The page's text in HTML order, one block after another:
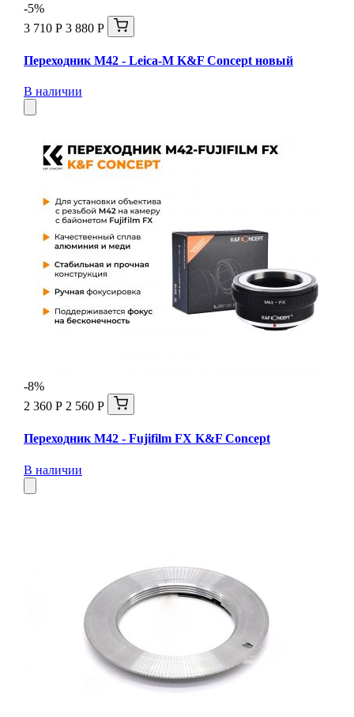
-5%
3 710 Р 3 880 Р
Переходник M42 - Leica-M K&F Concept новый
В наличии
-8%
2 360 Р 2 560 Р
Переходник M42 - Fujifilm FX K&F Concept
В наличии